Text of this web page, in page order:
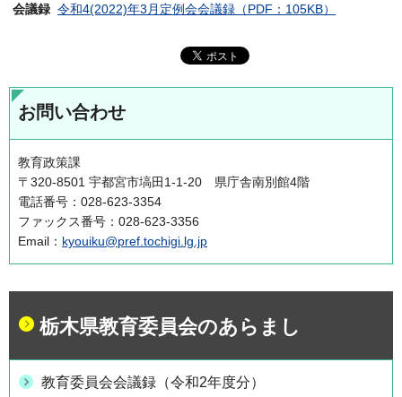
会議録 令和4(2022)年3月定例会会議録（PDF：105KB）
お問い合わせ
教育政策課
〒320-8501 宇都宮市塙田1-1-20 県庁舎南別館4階
電話番号：028-623-3354
ファックス番号：028-623-3356
Email： kyouiku@pref.tochigi.lg.jp
栃木県教育委員会のあらまし
教育委員会会議録（令和2年度分）